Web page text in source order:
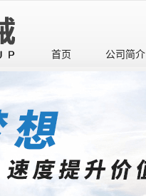
首页 公司简介